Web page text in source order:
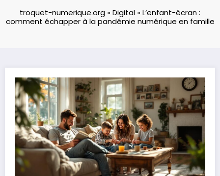
troquet-numerique.org »Digital »L’enfant-écran :
comment échapper à la pandémie numérique en famille